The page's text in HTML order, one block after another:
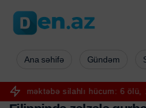
silahlı hücum: 6 ölü, 15 yaralı
Ana səhifə Gündəm